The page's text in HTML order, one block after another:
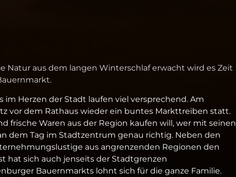
Natur aus dem langen Winterschlaf erwacht wird es Zeit
im Herzen der Stadt laufen viel versprechend. Am
vor dem Rathaus wieder ein buntes Markttreiben statt.
frische Waren aus der Region kaufen will, wer mit seinen
dem Tag im Stadtzentrum genau richtig. Neben den
aus angrenzenden Regionen den
hat sich auch jenseits der Stadtgrenzen
Bauernmarkts lohnt sich für die ganze Familie.